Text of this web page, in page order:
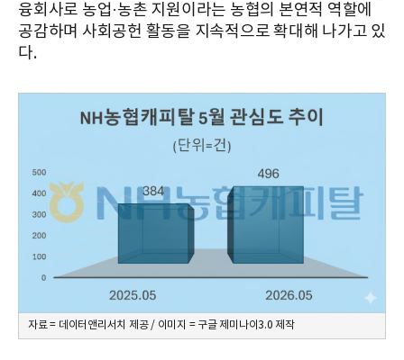
융회사로 농업·농촌 지원이라는 농협의 본연적 역할에
공감하며 사회공헌 활동을 지속적으로 확대해 나가고 있
다.
자료 = 데이터앤리서치 제공 / 이미지 = 구글 제미나이3.0 제작